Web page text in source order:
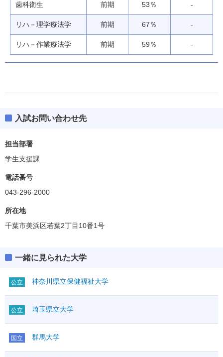
歯科衛生 前期 53％ -
リハ－理学療法学 前期 67％ -
リハ－作業療法学 前期 59％ -
偏差値
看護
栄養
歯科衛生
入試お問い合わせ先
担当部署
学生支援課
電話番号
043-296-2000
所在地
千葉市美浜区若葉2丁目10番1号
一緒に見られた大学
公立 神奈川県立保健福祉大学
公立 埼玉県立大学
国立 群馬大学